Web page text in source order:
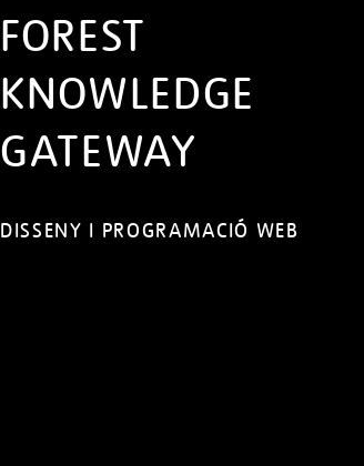
FOREST
KNOWLEDGE
GATEWAY
DISSENY I PROGRAMACIÓ WEB